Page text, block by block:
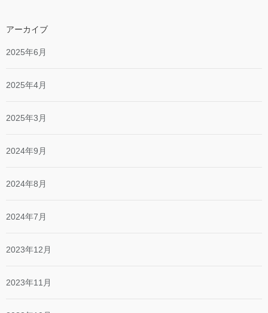
アーカイブ
2025年6月
2025年4月
2025年3月
2024年9月
2024年8月
2024年7月
2023年12月
2023年11月